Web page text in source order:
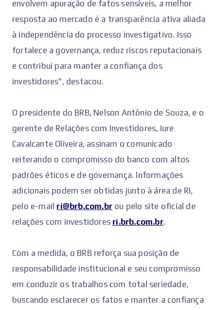
envolvem apuração de fatos sensíveis, a melhor
resposta ao mercado é a transparência ativa aliada
à independência do processo investigativo. Isso
fortalece a governança, reduz riscos reputacionais
e contribui para manter a confiança dos
investidores", destacou.
O presidente do BRB, Nelson Antônio de Souza, e o
gerente de Relações com Investidores, Iure
Cavalcante Oliveira, assinam o comunicado
reiterando o compromisso do banco com altos
padrões éticos e de governança. Informações
adicionais podem ser obtidas junto à área de RI,
pelo e-mail ri@brb.com.br ou pelo site oficial de
relações com investidores ri.brb.com.br.
Com a medida, o BRB reforça sua posição de
responsabilidade institucional e seu compromisso
em conduzir os trabalhos com total seriedade,
buscando esclarecer os fatos e manter a confiança